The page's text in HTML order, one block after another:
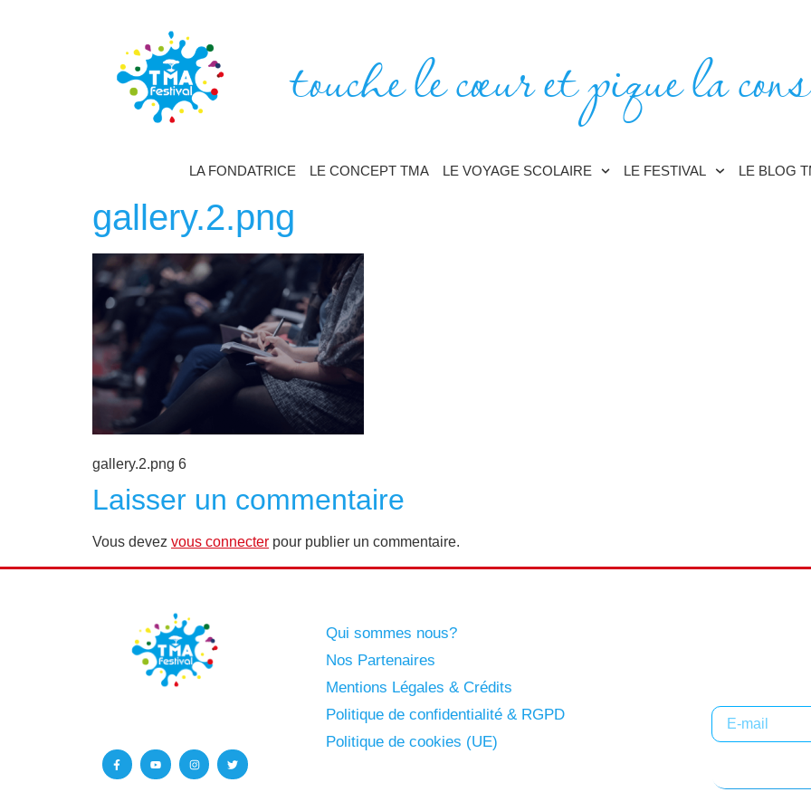
touche le cœur et pique la
LA FONDATRICE LE CONCEPT TMA LE VOYAGE SCOLAIRE LE FESTIVAL LE BLOG
gallery.2.png
gallery.2.png 6
Laisser un commentaire
Vous devez vous connecter pour publier un commentaire.
Qui sommes nous?
Nos Partenaires
Mentions Légales & Crédits
Politique de confidentialité & RGPD
Politique de cookies (UE)